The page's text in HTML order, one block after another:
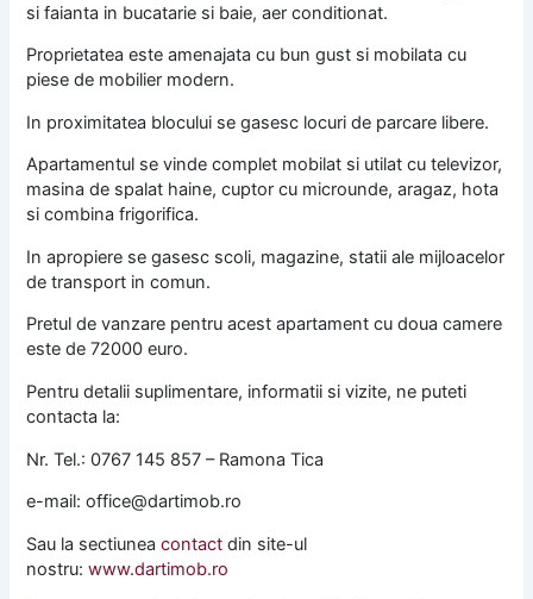
si faianta in bucatarie si baie, aer conditionat.
Proprietatea este amenajata cu bun gust si mobilata cu
piese de mobilier modern.
In proximitatea blocului se gasesc locuri de parcare libere.
Apartamentul se vinde complet mobilat si utilat cu televizor,
masina de spalat haine, cuptor cu microunde, aragaz, hota
si combina frigorifica.
In apropiere se gasesc scoli, magazine, statii ale mijloacelor
de transport in comun.
Pretul de vanzare pentru acest apartament cu doua camere
este de 72000 euro.
Pentru detalii suplimentare, informatii si vizite, ne puteti
contacta la:
Nr. Tel.: 0767 145 857 – Ramona Tica
e-mail: office@dartimob.ro
Sau la sectiuneacontact din site-ul
nostru:www.dartimob.ro